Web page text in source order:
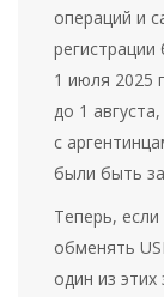
операций и
1 июля 2025
до 1
с
были быть
Теперь,
обменять
один из этих